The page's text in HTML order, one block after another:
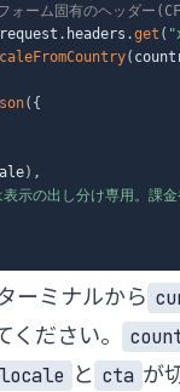
ォーム固有のヘッ
request . headers .get (
(
( {
) ,
示の出し分け専用。課
ーミナルから
ください。
locale と cta が